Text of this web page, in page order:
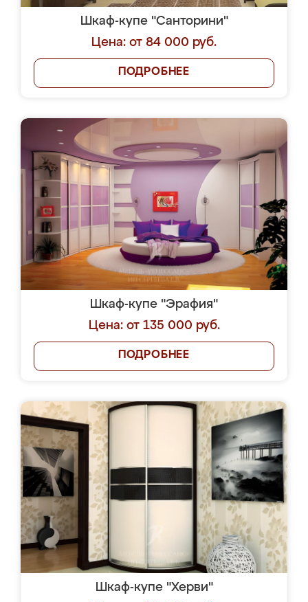
Шкаф-купе "Санторини"
Цена: от 84 000 руб.
ПОДРОБНЕЕ
Шкаф-купе "Эрафия"
Цена: от 135 000 руб.
ПОДРОБНЕЕ
Шкаф-купе "Херви"